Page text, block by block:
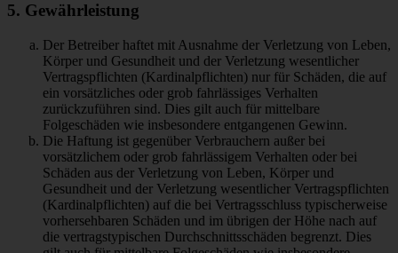
5. Gewährleistung
Der Betreiber haftet mit Ausnahme der Verletzung von Leben,
Körper und Gesundheit und der Verletzung wesentlicher
Vertragspflichten (Kardinalpflichten) nur für Schäden, die auf
ein vorsätzliches oder grob fahrlässiges Verhalten
zurückzuführen sind. Dies gilt auch für mittelbare
Folgeschäden wie insbesondere entgangenen Gewinn.
Die Haftung ist gegenüber Verbrauchern außer bei
vorsätzlichem oder grob fahrlässigem Verhalten oder bei
Schäden aus der Verletzung von Leben, Körper und
Gesundheit und der Verletzung wesentlicher Vertragspflichten
(Kardinalpflichten) auf die bei Vertragsschluss typischerweise
vorhersehbaren Schäden und im übrigen der Höhe nach auf
die vertragstypischen Durchschnittsschäden begrenzt. Dies